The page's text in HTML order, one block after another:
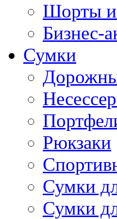
Шорты
Бизнес-
Сумки
Рюкзаки
Сумки
Сумки